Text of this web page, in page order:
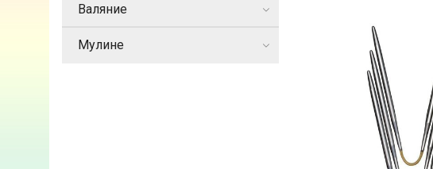
Валяние
Мулине